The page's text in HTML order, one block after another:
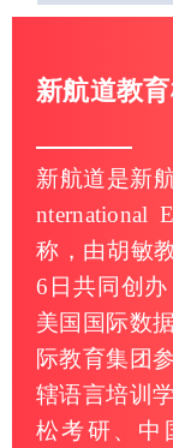
新航道教
新航道是新
nternational
称，由胡敏
6日共同创办
美国国际数
际教育集团
辖语言培训
松考研、中